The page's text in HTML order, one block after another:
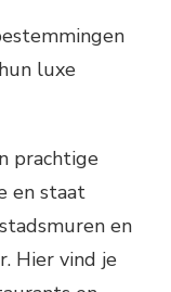
luxe
prachtige
en staat
en
Hier vind je